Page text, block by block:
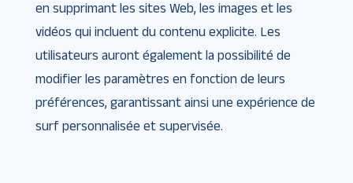
en supprimant les sites Web, les images et les
vidéos qui incluent du contenu explicite. Les
utilisateurs auront également la possibilité de
modifier les paramètres en fonction de leurs
préférences, garantissant ainsi une expérience de
surf personnalisée et supervisée.